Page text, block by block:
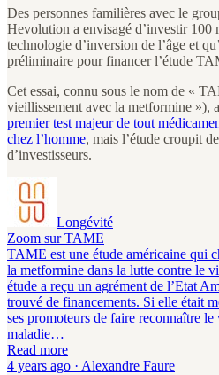
Des personnes familières avec le
Hevolution a envisagé d’investir 100
technologie d’inversion de l’âge et
préliminaire pour financer l’étude
Cet essai, connu sous le nom de «
vieillissement avec la metformine »),
premier test majeur de tout
chez l’homme, mais l’étude croupit
d’investisseurs.
Longévité
Zoom sur TAME
TAME est une étude américaine qui
la metformine dans la lutte contre le
étude a reçu un agrément de l’Etat
trouvé de financements. Si elle était
ses promoteurs de faire reconnaître
maladie…
Read more
4 years ago · Alexandre Faure